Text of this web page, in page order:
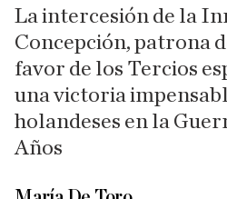
La intercesión de la
Concepción, patrona
favor de los Tercios
una victoria
holandeses en la
Años